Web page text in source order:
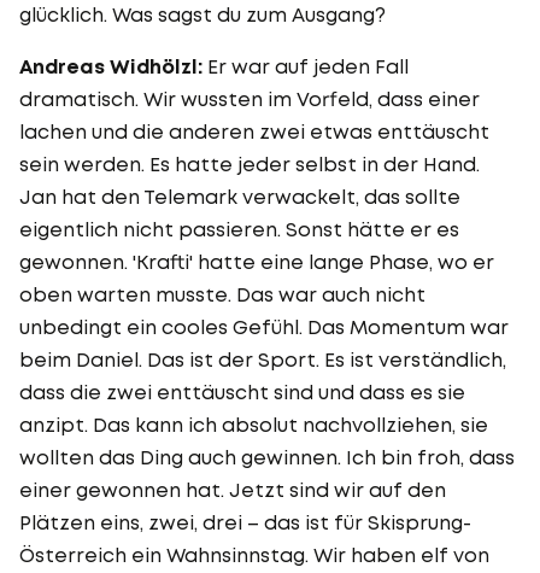
glücklich. Was sagst du zum Ausgang?
Andreas Widhölzl: Er war auf jeden Fall
dramatisch. Wir wussten im Vorfeld, dass einer
lachen und die anderen zwei etwas enttäuscht
sein werden. Es hatte jeder selbst in der Hand.
Jan hat den Telemark verwackelt, das sollte
eigentlich nicht passieren. Sonst hätte er es
gewonnen. 'Krafti' hatte eine lange Phase, wo er
oben warten musste. Das war auch nicht
unbedingt ein cooles Gefühl. Das Momentum war
beim Daniel. Das ist der Sport. Es ist verständlich,
dass die zwei enttäuscht sind und dass es sie
anzipt. Das kann ich absolut nachvollziehen, sie
wollten das Ding auch gewinnen. Ich bin froh, dass
einer gewonnen hat. Jetzt sind wir auf den
Plätzen eins, zwei, drei – das ist für Skisprung-
Österreich ein Wahnsinnstag. Wir haben elf von